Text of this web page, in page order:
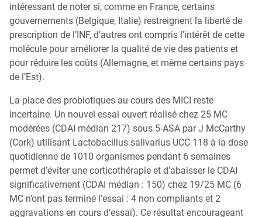
intéressant de noter si, comme en France, certains
gouvernements (Belgique, Italie) restreignent la liberté de
prescription de l’INF, d’autres ont compris l’intérêt de cette
molécule pour améliorer la qualité de vie des patients et
pour réduire les coûts (Allemagne, et même certains pays
de l’Est).
La place des probiotiques au cours des MICI reste
incertaine. Un nouvel essai ouvert réalisé chez 25 MC
modérées (CDAI médian 217) sous 5-ASA par J McCarthy
(Cork) utilisant Lactobacillus salivarius UCC 118 à la dose
quotidienne de 1010 organismes pendant 6 semaines
permet d’éviter une corticothérapie et d’abaisser le CDAI
significativement (CDAI médian : 150) chez 19/25 MC (6
MC n’ont pas terminé l’essai : 4 non compliants et 2
aggravations en cours d’essai). Ce résultat encourageant